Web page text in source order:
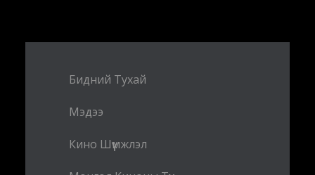
Бидний Тухай
Мэдээ
Кино Шүүмжлэл